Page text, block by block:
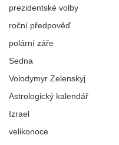
prezidentské volby
roční předpověď
polární záře
Sedna
Volodymyr Zelenskyj
Astrologický kalendář
Izrael
velikonoce